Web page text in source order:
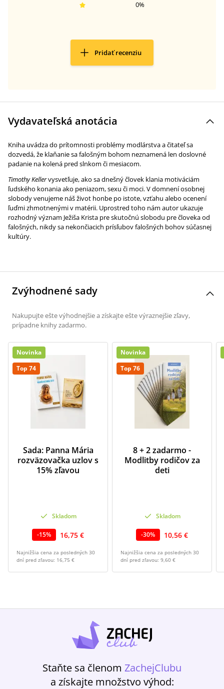
0%
Pridať recenziu
Vydavateľská anotácia
Kniha uvádza do prítomnosti problémy modlárstva a čitateľ sa
dozvedá, že klaňanie sa falošným bohom neznamená len doslovné
padanie na kolená pred slnkom či mesiacom.
Timothy Kellervysvetľuje, ako sa dnešný človek klania motiváciám
ľudského konania ako peniazom, sexu či moci. V domnení osobnej
slobody venujeme náš život honbe po istote, vzťahu alebo ocenení
ľuďmi zhmotnenými v matérii. Uprostred toho nám autor ukazuje
rozhodný význam Ježiša Krista pre skutočnú slobodu pre človeka od
falošných, nikdy sa nekončiacich prísľubov falošných bohov súčasnej
kultúry.
Zvýhodnené sady
Nakupujte ešte výhodnejšie a získajte ešte výraznejšie zľavy,
prípadne knihy zadarmo.
Novinka
Top 74
Sada: Panna Mária
rozväzovačka uzlov s
15% zľavou
Skladom
-15% 16,75 €
Najnižšia cena za posledných 30
dní pred zľavou: 16,75 €
Novinka
Top 76
8 + 2 zadarmo -
Modlitby rodičov za
deti
Skladom
-30% 10,56 €
Najnižšia cena za posledných 30
dní pred zľavou: 9,60 €
Staňte sa členom ZachejClubu
a získajte množstvo výhod: